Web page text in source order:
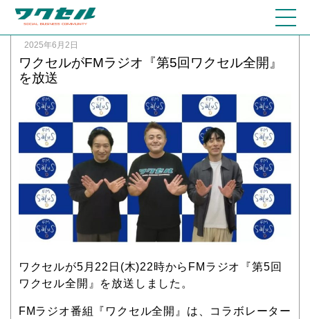
2025年6月2日
ワクセルがFMラジオ『第5回ワクセル全開』
を放送
ワクセルが5月22日(木)22時からFMラジオ『第5回
ワクセル全開』を放送しました。
FMラジオ番組『ワクセル全開』は、コラボレーター